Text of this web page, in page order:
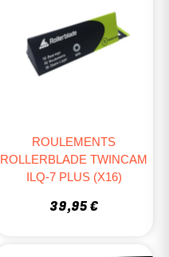
ROULEMENTS
ROLLERBLADE TWINCAM
ILQ-7 PLUS (x16)
39,95 €